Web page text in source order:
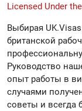
Licensed Under
Выбирая
британской
Руководство
опыт работы в
случаями
советы и